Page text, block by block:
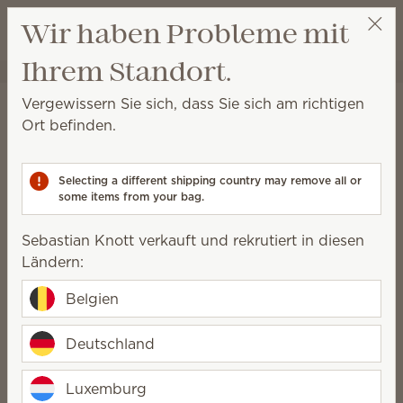
Wunschliste
Warenkorb
Sebastian Knott Party auswählen
Elektrische Duftlampen und Wachs
Elektrische Duftlampen &
Scentsy Elektrische Duftlampen bieten eine sichere
Möglichkeit, den unglaublichen Duft unserer
Wachs Bars
Elektrische
Glühbirnen und
Zubehör
Schalen und
Elektrische
Wir haben Probleme mit
Ihrem Standort.
Vergewissern Sie sich, dass Sie sich am richtigen
Ort befinden.
Selecting a different shipping country may remove all or
some items from your bag.
Sebastian Knott verkauft und rekrutiert in diesen
Ländern:
Belgien
Deutschland
Luxemburg